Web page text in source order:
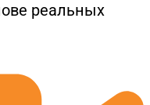
реальных